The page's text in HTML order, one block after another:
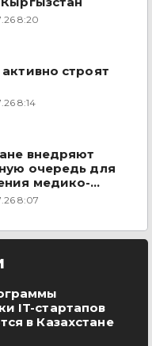
8:20
строят
8:14
внедряют
очередь для
медико-
экспертизы
8:07
IT-стартапов
в Казахстане